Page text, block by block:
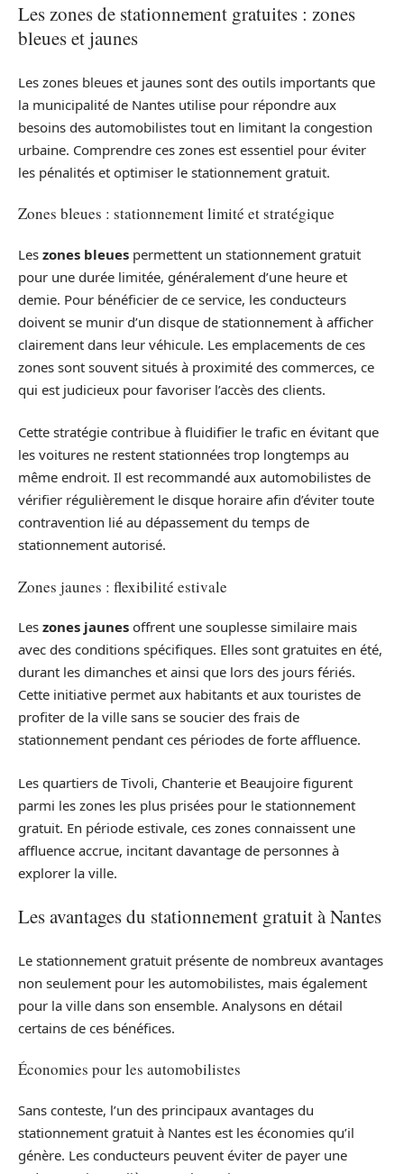
Les zones de stationnement gratuites : zones
bleues et jaunes
Les zones bleues et jaunes sont des outils importants que
la municipalité de Nantes utilise pour répondre aux
besoins des automobilistes tout en limitant la congestion
urbaine. Comprendre ces zones est essentiel pour éviter
les pénalités et optimiser le stationnement gratuit.
Zones bleues : stationnement limité et stratégique
Les zones bleues permettent un stationnement gratuit
pour une durée limitée, généralement d’une heure et
demie. Pour bénéficier de ce service, les conducteurs
doivent se munir d’un disque de stationnement à afficher
clairement dans leur véhicule. Les emplacements de ces
zones sont souvent situés à proximité des commerces, ce
qui est judicieux pour favoriser l’accès des clients.
Cette stratégie contribue à fluidifier le trafic en évitant que
les voitures ne restent stationnées trop longtemps au
même endroit. Il est recommandé aux automobilistes de
vérifier régulièrement le disque horaire afin d’éviter toute
contravention lié au dépassement du temps de
stationnement autorisé.
Zones jaunes : flexibilité estivale
Les zones jaunes offrent une souplesse similaire mais
avec des conditions spécifiques. Elles sont gratuites en été,
durant les dimanches et ainsi que lors des jours fériés.
Cette initiative permet aux habitants et aux touristes de
profiter de la ville sans se soucier des frais de
stationnement pendant ces périodes de forte affluence.
Les quartiers de Tivoli, Chanterie et Beaujoire figurent
parmi les zones les plus prisées pour le stationnement
gratuit. En période estivale, ces zones connaissent une
affluence accrue, incitant davantage de personnes à
explorer la ville.
Les avantages du stationnement gratuit à Nantes
Le stationnement gratuit présente de nombreux avantages
non seulement pour les automobilistes, mais également
pour la ville dans son ensemble. Analysons en détail
certains de ces bénéfices.
Économies pour les automobilistes
Sans conteste, l’un des principaux avantages du
stationnement gratuit à Nantes est les économies qu’il
génère. Les conducteurs peuvent éviter de payer une